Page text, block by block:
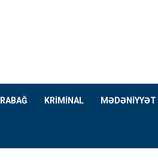
KRİMİNAL MƏDƏNİYYƏT